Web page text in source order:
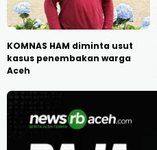
KOMNAS HAM diminta usut
kasus penembakan warga
Aceh